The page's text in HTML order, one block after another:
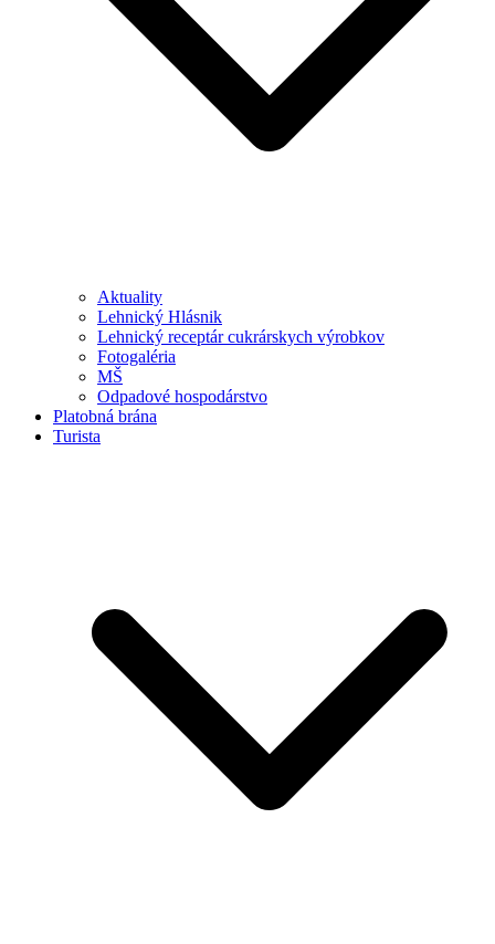
Aktuality
Lehnický Hlásnik
Lehnický receptár cukrárskych výrobkov
Fotogaléria
MŠ
Odpadové hospodárstvo
Platobná brána
Turista